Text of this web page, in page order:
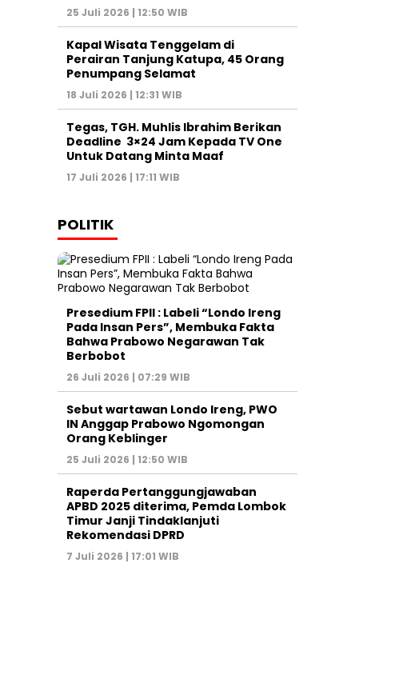
25 Juli 2026 | 12:50 WIB
Kapal Wisata Tenggelam di
Perairan Tanjung Katupa, 45 Orang
Penumpang Selamat
18 Juli 2026 | 12:31 WIB
Tegas, TGH. Muhlis Ibrahim Berikan
Deadline 3×24 Jam Kepada TV One
Untuk Datang Minta Maaf
17 Juli 2026 | 17:11 WIB
POLITIK
Presedium FPII : Labeli “Londo Ireng
Pada Insan Pers”, Membuka Fakta
Bahwa Prabowo Negarawan Tak
Berbobot
26 Juli 2026 | 07:29 WIB
Sebut wartawan Londo Ireng, PWO
IN Anggap Prabowo Ngomongan
Orang Keblinger
25 Juli 2026 | 12:50 WIB
Raperda Pertanggungjawaban
APBD 2025 diterima, Pemda Lombok
Timur Janji Tindaklanjuti
Rekomendasi DPRD
7 Juli 2026 | 17:01 WIB